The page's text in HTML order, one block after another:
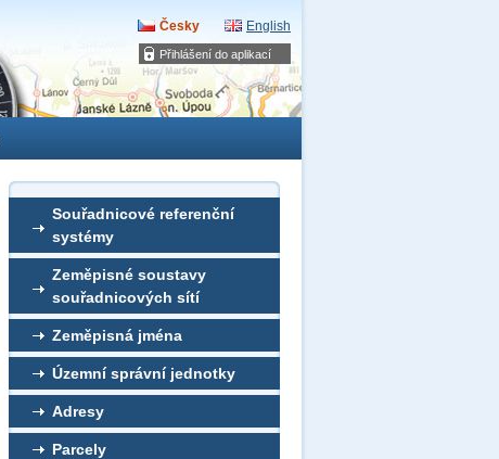
Přihlášení do aplikací
Česky English
Souřadnicové referenční
systémy
Zeměpisné soustavy
souřadnicových sítí
Zeměpisná jména
Územní správní jednotky
Adresy
Parcely